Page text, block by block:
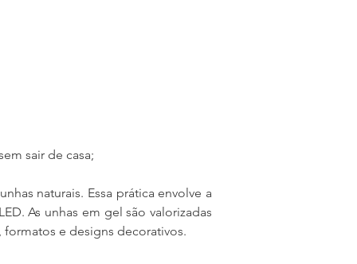
sair de casa;
naturais. Essa prática envolve a
As unhas em gel são valorizadas
e designs decorativos.